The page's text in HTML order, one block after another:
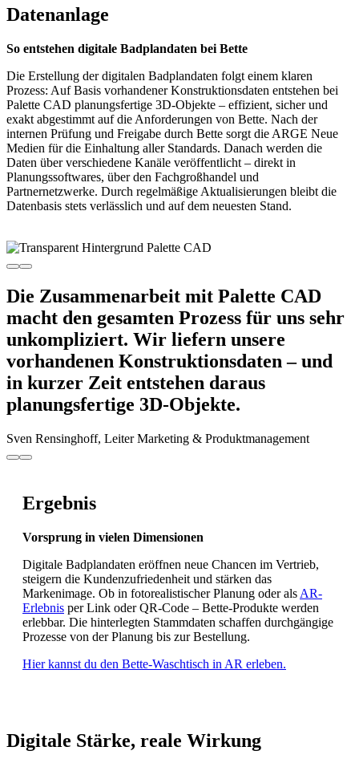
Datenanlage
So entstehen digitale Badplandaten bei Bette
Die Erstellung der digitalen Badplandaten folgt einem klaren
Prozess: Auf Basis vorhandener Konstruktionsdaten entstehen bei
Palette CAD planungsfertige 3D-Objekte – effizient, sicher und
exakt abgestimmt auf die Anforderungen von Bette. Nach der
internen Prüfung und Freigabe durch Bette sorgt die ARGE Neue
Medien für die Einhaltung aller Standards. Danach werden die
Daten über verschiedene Kanäle veröffentlicht – direkt in
Planungssoftwares, über den Fachgroßhandel und
Partnernetzwerke. Durch regelmäßige Aktualisierungen bleibt die
Datenbasis stets verlässlich und auf dem neuesten Stand.
Die Zusammenarbeit mit Palette CAD
macht den gesamten Prozess für uns sehr
unkompliziert. Wir liefern unsere
vorhandenen Konstruktionsdaten – und
in kurzer Zeit entstehen daraus
planungsfertige 3D-Objekte.
Sven Rensinghoff, Leiter Marketing & Produktmanagement
Ergebnis
Vorsprung in vielen Dimensionen
Digitale Badplandaten eröffnen neue Chancen im Vertrieb,
steigern die Kundenzufriedenheit und stärken das
Markenimage. Ob in fotorealistischer Planung oder als AR-
Erlebnis per Link oder QR-Code – Bette-Produkte werden
erlebbar. Die hinterlegten Stammdaten schaffen durchgängige
Prozesse von der Planung bis zur Bestellung.
Hier kannst du den Bette-Waschtisch in AR erleben.
Digitale Stärke, reale Wirkung